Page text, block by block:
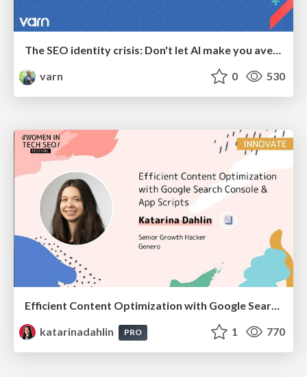
The SEO identity crisis: Don't let AI make you average
varn
0 530
Efficient Content Optimization with Google Search Console & Apps Script
katarinadahlin
PRO 1 770